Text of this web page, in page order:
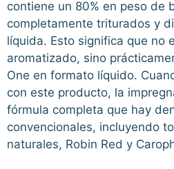
contiene un 80% en peso de
completamente triturados y
líquida. Esto significa que no
aromatizado, sino
One en formato líquido.
con este producto, la
fórmula completa que hay
convencionales, incluyendo
naturales, Robin Red y